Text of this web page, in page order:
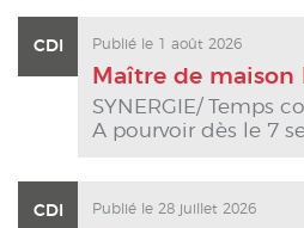
CDI Publié le 1 août 2026
Maître de maison
SYNERGIE/ Temps
A pourvoir dès le 7
CDI Publié le 28 juillet 2026